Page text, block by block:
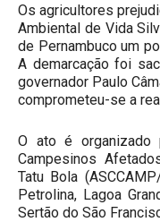
Os agricultores
Ambiental de Vida
de Pernambuco um
A demarcação foi
governador Paulo
comprometeu-se a
O ato é organizado
Campesinos
Tatu Bola
Petrolina, Lagoa
Sertão do São